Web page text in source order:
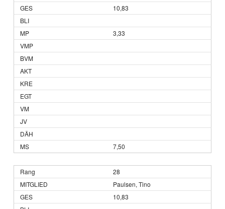
10,83
3,33
7,50
28
Paulsen, Tino
10,83